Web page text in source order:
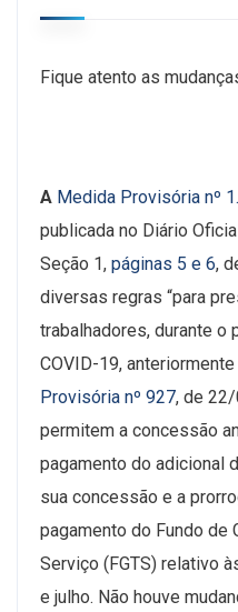
Fique atento as
A Medida Provisória nº
publicada no Diário
Seção 1, páginas 5 e 6,
diversas regras “para
trabalhadores, durante o
COVID-19,
Provisória nº 927, de
permitem a concessão
pagamento do adicional
sua concessão e a
pagamento do Fundo de
Serviço (FGTS) relativo
e julho. Não houve